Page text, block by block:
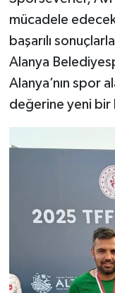
mücadele
başarılı
Alanya
Alanya’nın spor
değerine yeni bir